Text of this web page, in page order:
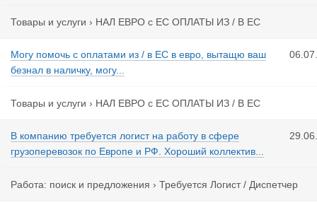
Товары и услуги › НАЛ ЕВРО с ЕС ОПЛАТЫ ИЗ / В ЕС
Могу помочь с оплатами из / в ЕС в евро, вытащю ваш
безнал в наличку, могу...
Товары и услуги › НАЛ ЕВРО с ЕС ОПЛАТЫ ИЗ / В ЕС
В компанию требуется логист на работу в сфере
грузоперевозок по Европе и РФ. Хороший коллектив...
Работа: поиск и предложения › Требуется Логист / Диспетчер